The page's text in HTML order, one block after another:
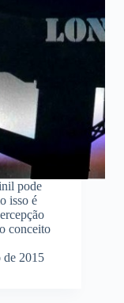
pode
isso é
conceito
de 2015